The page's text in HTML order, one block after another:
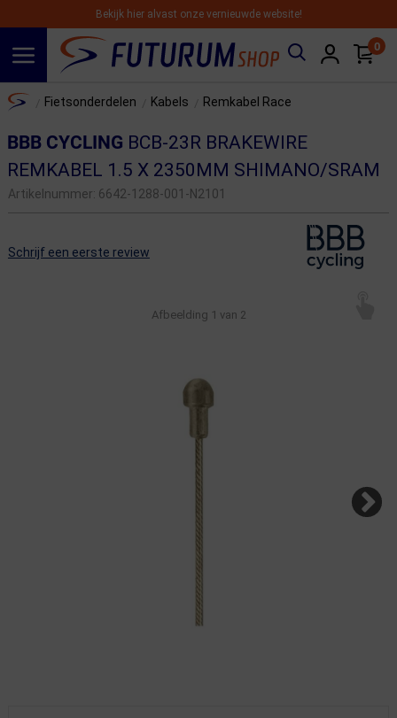
Bekijk hier alvast onze vernieuwde website!
0
Home Fietsonderdelen Kabels Remkabel Race
BBB CYCLING BCB-23R BRAKEWIRE
REMKABEL 1.5 X 2350MM SHIMANO/SRAM
Artikelnummer: 6642-1288-001-N2101
Schrijf een eerste review
Afbeelding 1 van 2